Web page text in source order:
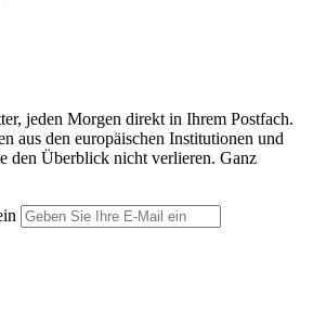
jeden Morgen direkt in Ihrem Postfach.
aus den europäischen Institutionen und
den Überblick nicht verlieren. Ganz